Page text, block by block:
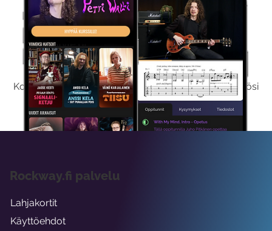
Kokeile Ilmaiseksi
Kokeilemalla ilmaiseksi saat koko sisältömme käyttöösi
viikon ajaksi.
Rockway.fi palvelu
Lahjakortit
Käyttöehdot